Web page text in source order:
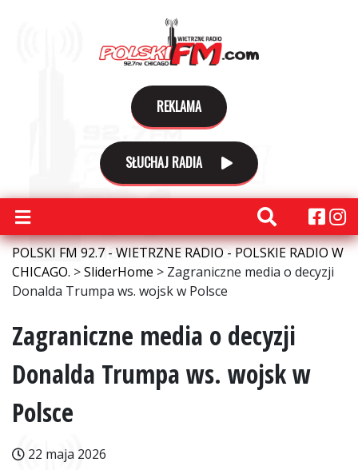
REKLAMA
SŁUCHAJ RADIA
POLSKI FM 92.7 - WIETRZNE RADIO - POLSKIE RADIO W
CHICAGO. >SliderHome > Zagraniczne media o decyzji
Donalda Trumpa ws. wojsk w Polsce
Zagraniczne media o decyzji
Donalda Trumpa ws. wojsk w
Polsce
22 maja 2026